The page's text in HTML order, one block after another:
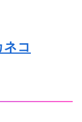
コ